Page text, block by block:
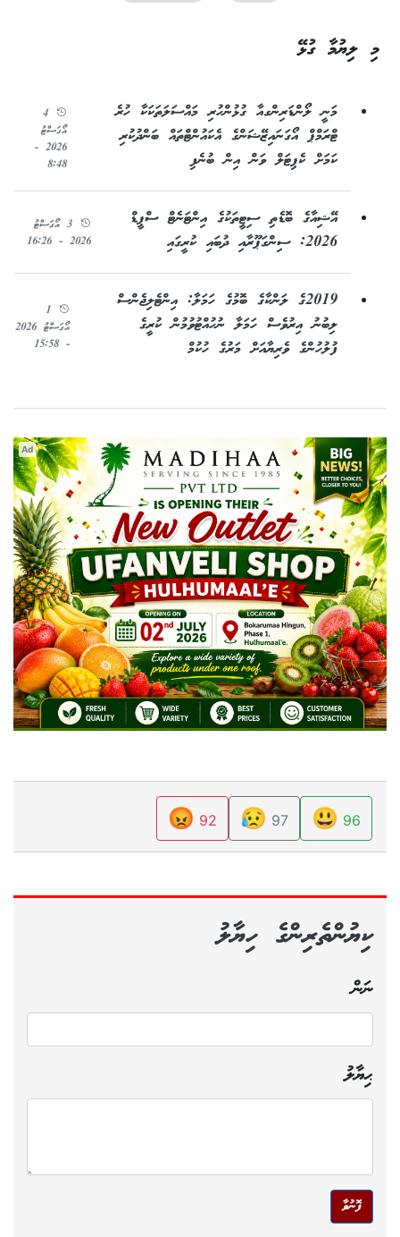
މި ލިޔުމާ ގުޅޭ
މަނީ ލޯންޑަރިންގއާ ގުޅުންހުރި މައްސަލަތަކަކާ ހުރެ
ޓްރަމްޕް އޯގަނައިޒޭޝަންގެ އެކައުންޓްތައް ބަންދުކުރި
ކަމަށް ކެޕިޓަލް ވަން އިން ބުނެފި
4
އޯގަސްޓު
2026 -
8:48
އޭޝިއާގެ ބޮޑެތި ސިޓީތަކުގެ އިންޓަނެޓް ސްޕީޑް
2026: ސިންގަޕޫރާއި ދުބައި ކުރީގައި
3 އޯގަސްޓު
2026 - 16:26
2019ގެ ލަންކާގެ ބޮމުގެ ހަމަލާ: އިންޓެލިޖެންސް
ލިބުނު އިރުވެސް ހަމަލާ ނުހުއްޓުވުމުން ކުރީގެ
ފުލުހުންގެ ވެރިޔާއަށް މަރުގެ ހުކުމް
1
އޯގަސްޓު 2026
- 15:58
Ad
96
😃
97
😥
92
😡
ކިޔުންތެރިންގެ ހިޔާލު
ނަން
ޙިޔާލު
ފޮނުވާ